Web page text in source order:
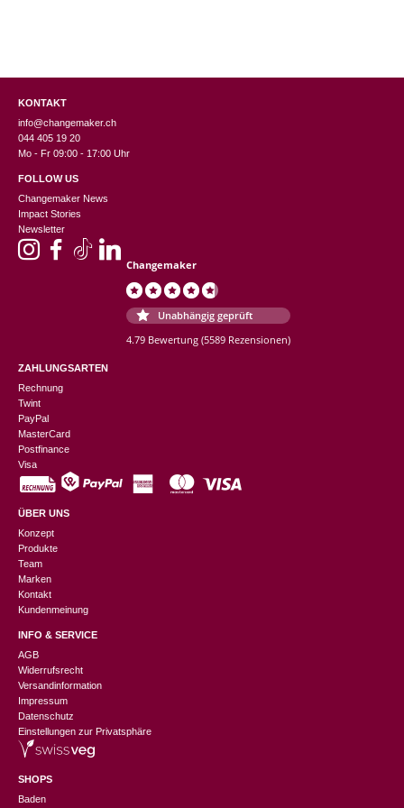
KONTAKT
info@changemaker.ch
044 405 19 20
Mo - Fr 09:00 - 17:00 Uhr
FOLLOW US
Changemaker News
Impact Stories
Newsletter
Changemaker
Unabhängig geprüft
4.79 Bewertung (5589 Rezensionen)
ZAHLUNGSARTEN
Rechnung
Twint
PayPal
MasterCard
Postfinance
Visa
ÜBER UNS
Konzept
Produkte
Team
Marken
Kontakt
Kundenmeinung
INFO & SERVICE
AGB
Widerrufsrecht
Versandinformation
Impressum
Datenschutz
Einstellungen zur Privatsphäre
SHOPS
Baden